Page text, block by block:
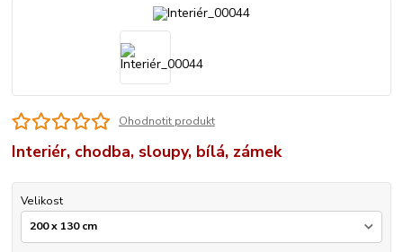
Ohodnotit produkt
Interiér, chodba, sloupy, bílá, zámek
Velikost